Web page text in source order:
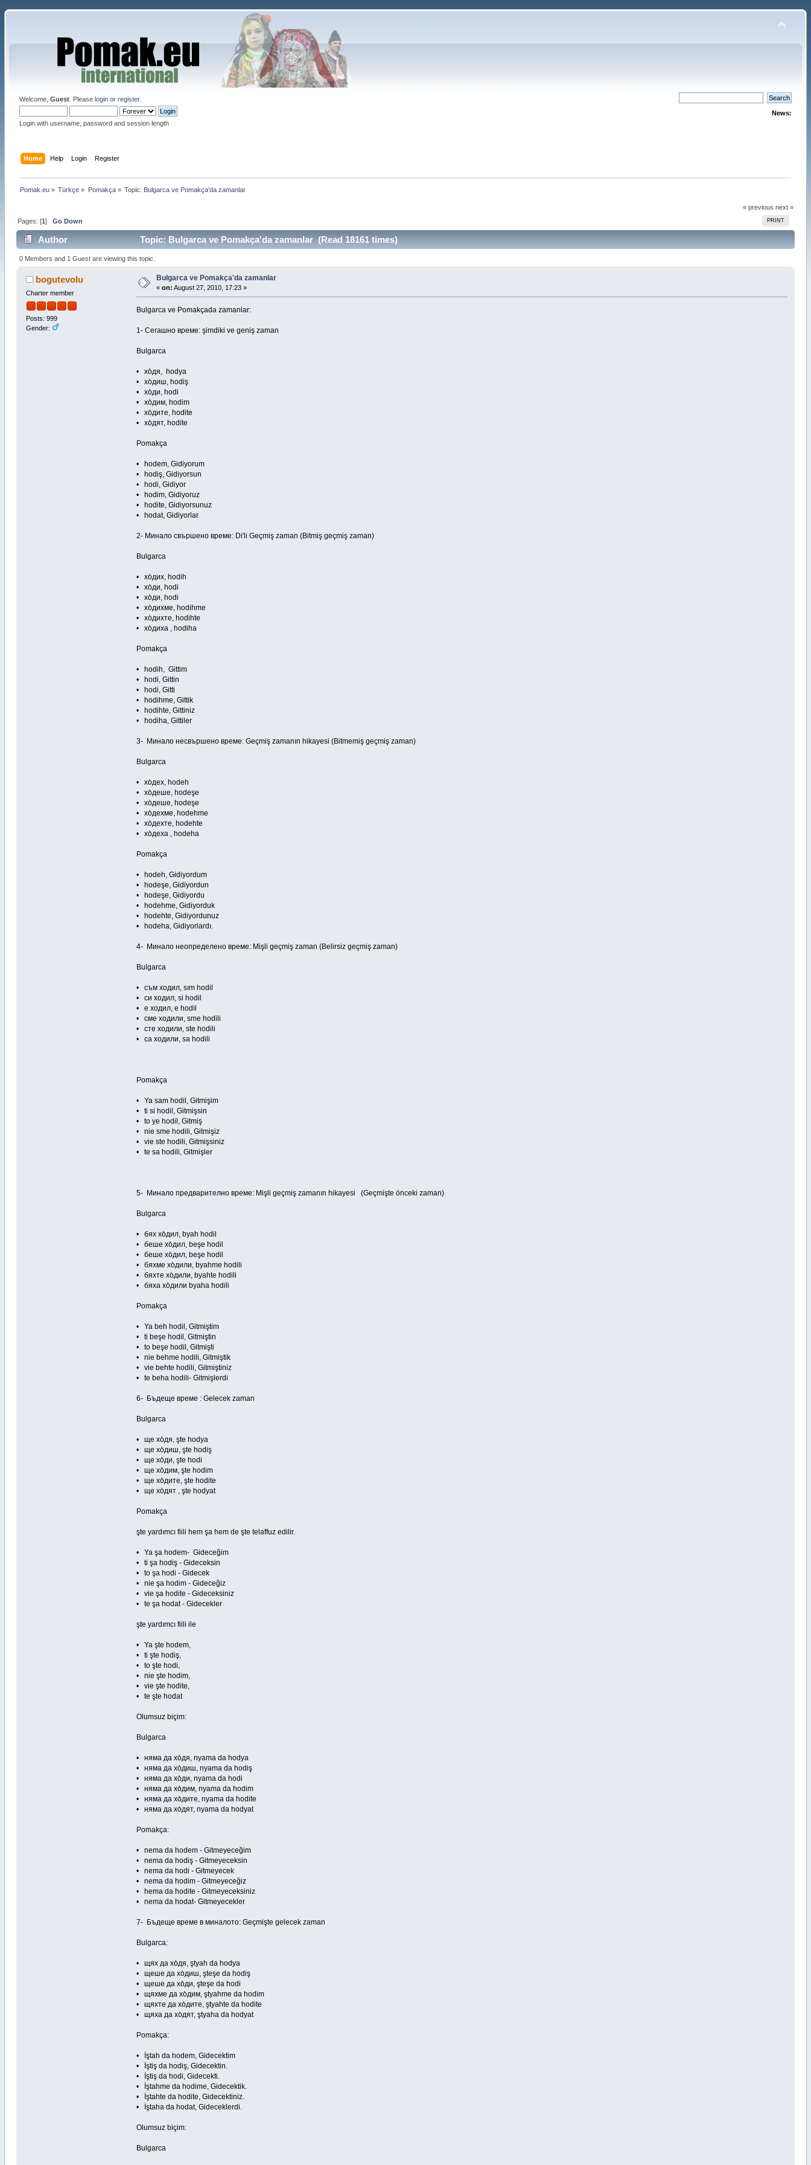
Welcome, Guest. Please loginor register.
Login with username, password and session length
News:
Home Help Login Register
Pomak.eu» Türkçe » Pomakça» Topic: Bulgarca ve Pomakça'da zamanlar
« previous next »
PRINT
Pages: [1] Go Down
Author Topic: Bulgarca ve Pomakça'da zamanlar (Read 18161 times)
0 Members and 1 Guest are viewing this topic.
bogutevolu
Charter member
Posts: 999
Gender:
Bulgarca ve Pomakça'da zamanlar
« on: August 27, 2010, 17:23 »
Bulgarca ve Pomakçada zamanlar:
1- Сегашно време: şimdiki ve geniş zaman
Bulgarca
• хо̀дя, hodya
• хо̀диш, hodiş
• хо̀ди, hodi
• хо̀дим, hodim
• хо̀дите, hodite
• хо̀дят, hodite
Pomakça
• hodem, Gidiyorum
• hodiş, Gidiyorsun
• hodi, Gidiyor
• hodim, Gidiyoruz
• hodite, Gidiyorsunuz
• hodat, Gidiyorlar
2- Минало свършено време: Di'li Geçmiş zaman (Bitmiş geçmiş zaman)
Bulgarca
• хо̀дих, hodih
• хо̀ди, hodi
• хо̀ди, hodi
• хо̀дихме, hodihme
• хо̀дихте, hodihte
• хо̀диха , hodiha
Pomakça
• hodih, Gittim
• hodi, Gittin
• hodi, Gitti
• hodihme, Gittik
• hodihte, Gittiniz
• hodiha, Gittiler
3- Минало несвършено време: Geçmiş zamanın hikayesi (Bitmemiş geçmiş zaman)
Bulgarca
• хо̀дех, hodeh
• хо̀деше, hodeşe
• хо̀деше, hodeşe
• хо̀дехме, hodehme
• хо̀дехте, hodehte
• хо̀деха , hodeha
Pomakça
• hodeh, Gidiyordum
• hodeşe, Gidiyordun
• hodeşe, Gidiyordu
• hodehme, Gidiyorduk
• hodehte, Gidiyordunuz
• hodeha, Gidiyorlardı.
4- Минало неопределено време: Mişli geçmiş zaman (Belirsiz geçmiş zaman)
Bulgarca
• съм ходил, sım hodil
• си ходил, si hodil
• е ходил, e hodil
• сме ходили, sme hodili
• сте ходили, ste hodili
• са ходили, sa hodili
Pomakça
• Ya sam hodil, Gitmişim
• ti si hodil, Gitmişsin
• to ye hodil, Gitmiş
• nie sme hodili, Gitmişiz
• vie ste hodili, Gitmişsiniz
• te sa hodili, Gitmişler
5- Минало предварително време: Mişli geçmiş zamanın hikayesi (Geçmişte önceki zaman)
Bulgarca
• бях хо̀дил, byah hodil
• беше хо̀дил, beşe hodil
• беше хо̀дил, beşe hodil
• бяхме хо̀дили, byahme hodili
• бяхте хо̀дили, byahte hodili
• бяха хо̀дили byaha hodili
Pomakça
• Ya beh hodil, Gitmiştim
• ti beşe hodil, Gitmiştin
• to beşe hodil, Gitmişti
• nie behme hodili, Gitmiştik
• vie behte hodili, Gitmiştiniz
• te beha hodili- Gitmişlerdi
6- Бъдеще време : Gelecek zaman
Bulgarca
• ще хо̀дя, şte hodya
• ще хо̀диш, şte hodiş
• ще хо̀ди, şte hodi
• ще хо̀дим, şte hodim
• ще хо̀дите, şte hodite
• ще хо̀дят , şte hodyat
Pomakça
şte yardımcı fiili hem şa hem de şte telaffuz edilir.
• Ya şa hodem- Gideceğim
• ti şa hodiş - Gideceksin
• to şa hodi - Gidecek
• nie şa hodim - Gideceğiz
• vie şa hodite - Gideceksiniz
• te şa hodat - Gidecekler
şte yardımcı fiili ile
• Ya şte hodem,
• ti şte hodiş,
• to şte hodi,
• nie şte hodim,
• vie şte hodite,
• te şte hodat
Olumsuz biçim:
Bulgarca
• няма да хо̀дя, nyama da hodya
• няма да хо̀диш, nyama da hodiş
• няма да хо̀ди, nyama da hodi
• няма да хо̀дим, nyama da hodim
• няма да хо̀дите, nyama da hodite
• няма да хо̀дят, nyama da hodyat
Pomakça:
• nema da hodem - Gitmeyeceğim
• nema da hodiş - Gitmeyeceksin
• nema da hodi - Gitmeyecek
• nema da hodim - Gitmeyeceğiz
• hema da hodite - Gitmeyeceksiniz
• nema da hodat- Gitmeyecekler
7- Бъдеще време в миналото: Geçmişte gelecek zaman
Bulgarca:
• щях да хо̀дя, ştyah da hodya
• щеше да хо̀диш, şteşe da hodiş
• щеше да хо̀ди, şteşe da hodi
• щяхме да хо̀дим, ştyahme da hodim
• щяхте да хо̀дите, ştyahte da hodite
• щяха да хо̀дят, ştyaha da hodyat
Pomakça:
• İştah da hodem, Gidecektim
• İştiş da hodiş, Gidecektin.
• İştiş da hodi, Gidecekti.
• İştahme da hodime, Gidecektik.
• İştahte da hodite, Gidecektiniz.
• İştaha da hodat, Gideceklerdi.
Olumsuz biçim:
Bulgarca